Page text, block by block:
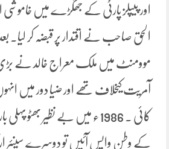
اور پیپلز پارٹی کے جھگڑے میں خاموشی
الحق صاحب نے اقتدار پر قبضہ کر لیا۔
موومنٹ میں ملک معراج خالد نے بڑی
آمریت کیخلاف تھے اور ضیا دور میں
کائی ۔ 1986ء میں بے نظیر بھٹو
کے وطن واپس آئیں تو دوسرے سینئر